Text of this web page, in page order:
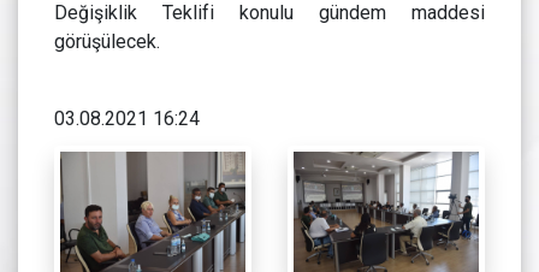
Değişiklik Teklifi konulu gündem maddesi
görüşülecek.
03.08.2021 16:24